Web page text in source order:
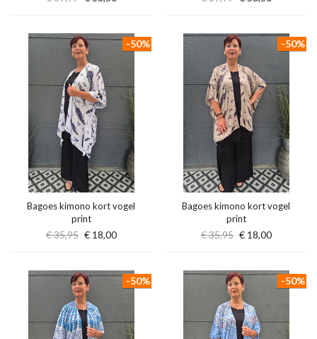
Bagoes kimono kort vogel
print
€ 35,95 € 18,00
-50%
Bagoes kimono kort vogel
print
€ 35,95 € 18,00
-50%
-50% -50%